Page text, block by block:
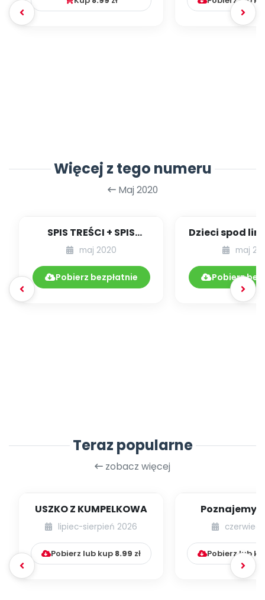
Więcej z tego numeru
Maj 2020
SPIS TREŚCI + SPIS
POMOCY
DYDAKTYCZNYCH
05.224/2020
maj 2020
Pobierz bezpłatnie
Dzieci spod
to chodzi w
maj
Pobierz
Teraz popularne
zobacz więcej
USZKO Z KUMPELKOWA
lipiec-sierpień 2026
Pobierz lub kup 8.99 zł
Poznajemy
czerwiec
Pobierz lub